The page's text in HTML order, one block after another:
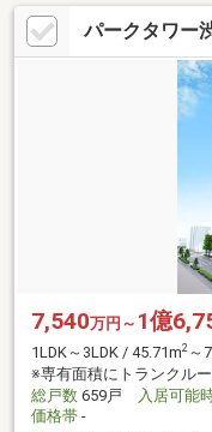
パークタワー
7,540万円～ 1億
1LDK～3LDK / 45.71m2 ～
※専有面積にトランクル
総戸数 659戸 入居可能
価格帯 -